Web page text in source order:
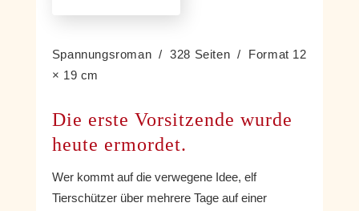
Spannungsroman / 328 Seiten / Format 12
× 19 cm
Die erste Vorsitzende wurde
heute ermordet.
Wer kommt auf die verwegene Idee, elf
Tierschützer über mehrere Tage auf einer